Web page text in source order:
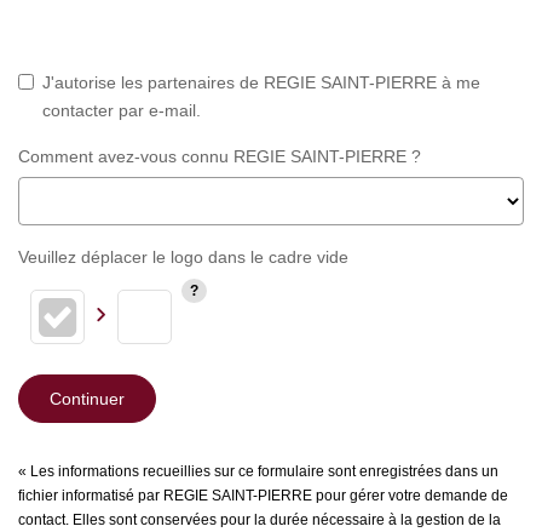
J'autorise les partenaires de REGIE SAINT-PIERRE à me
contacter par e-mail.
Comment avez-vous connu REGIE SAINT-PIERRE ?
Veuillez déplacer le logo dans le cadre vide
Continuer
« Les informations recueillies sur ce formulaire sont enregistrées dans un
fichier informatisé par REGIE SAINT-PIERRE pour gérer votre demande de
contact. Elles sont conservées pour la durée nécessaire à la gestion de la